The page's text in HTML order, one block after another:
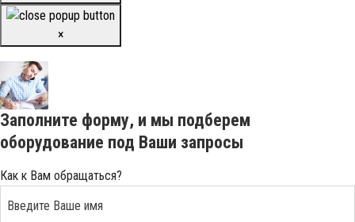
×
Заполните форму, и мы подберем
оборудование под Ваши запросы
Как к Вам обращаться?